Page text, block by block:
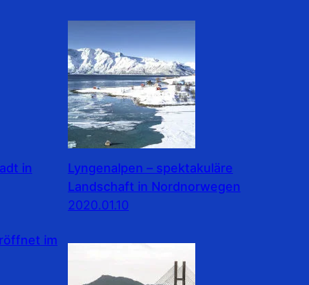
in
Lyngenalpen – spektakuläre
Landschaft in Nordnorwegen
2020.01.10
im